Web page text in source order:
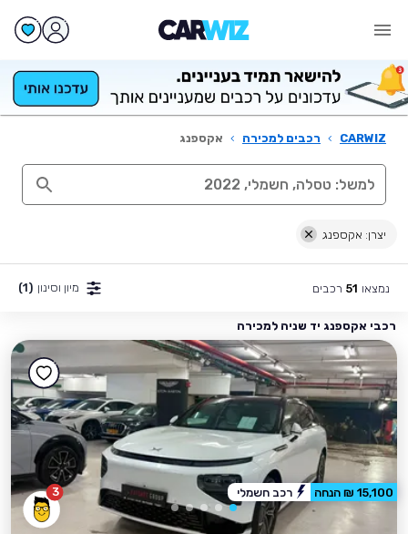
CARWIZ
› רכבים למכירה › אקספנג
יצרן: אקספנג
נמצאו 51 רכבים מיון וסינון (1)
רכבי אקספנג יד שניה למכירה
3 15,100 ₪ הנחה רכב חשמלי